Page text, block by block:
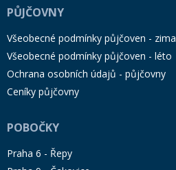
PŮJČOVNY
Všeobecné podmínky půjčoven - zima
Všeobecné podmínky půjčoven - léto
Ochrana osobních údajů - půjčovny
Ceníky půjčovny
POBOČKY
Praha 6 - Řepy